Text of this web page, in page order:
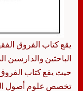
يقع كتاب الفروق
الباحثين والدارسين
حيث يقع كتاب
تخصص علوم أصول